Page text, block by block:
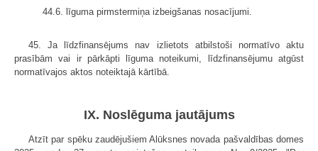
44.6. līguma pirmstermiņa izbeigšanas nosacījumi.
45. Ja līdzfinansējums nav izlietots atbilstoši normatīvo aktu
prasībām vai ir pārkāpti līguma noteikumi, līdzfinansējumu atgūst
normatīvajos aktos noteiktajā kārtībā.
IX. Noslēguma jautājums
Atzīt par spēku zaudējušiem Alūksnes novada pašvaldības domes